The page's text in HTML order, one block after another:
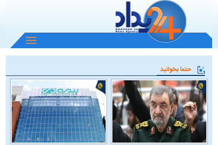
باز
و
منو
حتما بخوانید